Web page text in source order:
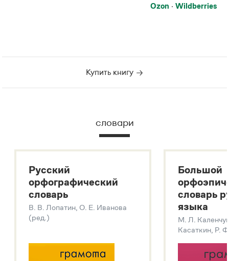
Ozon
Wildberries
Купить книгу
словари
Русский
орфографический
словарь
В. В. Лопатин, О. Е. Иванова
(ред.)
Большой
словарь
языка
М. Л.
Касаткин, Р.